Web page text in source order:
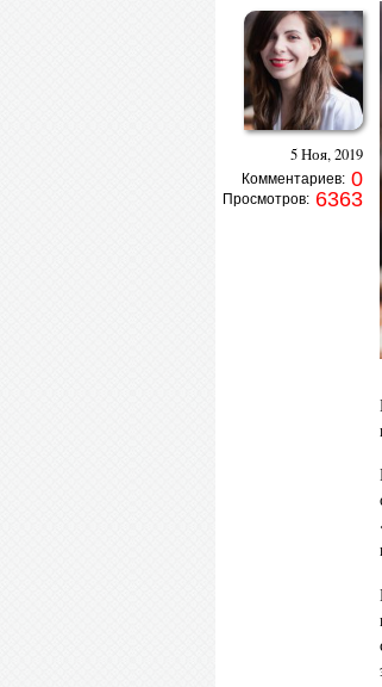
5 Ноя, 2019
Комментариев: 0
Просмотров: 6363